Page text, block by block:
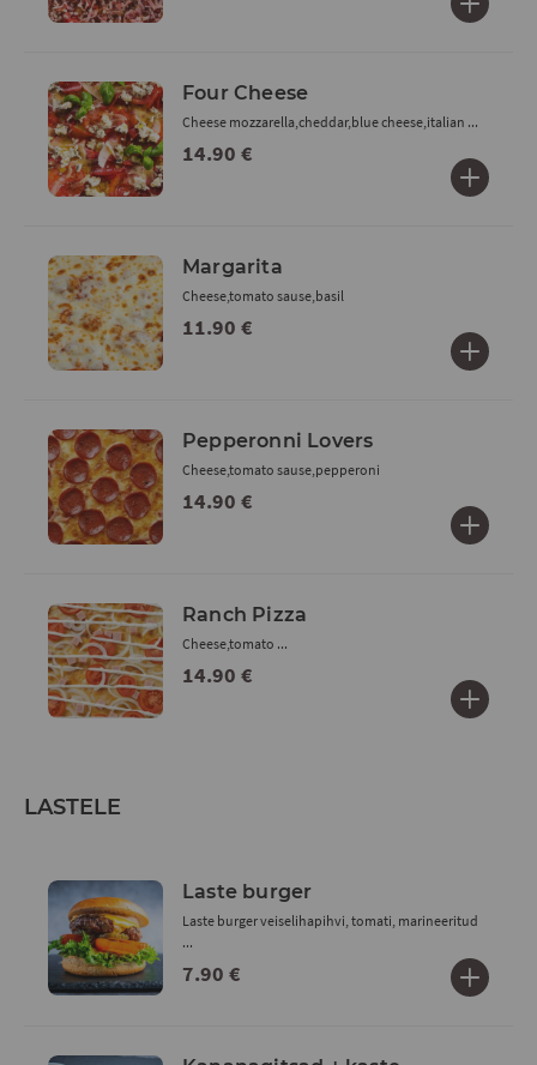
Four Cheese
14.90 €
Cheese mozzarella,cheddar,blue cheese,italian ...
Margarita
11.90 €
Cheese,tomato sause,basil
Pepperonni Lovers
14.90 €
Cheese,tomato sause,pepperoni
Ranch Pizza
14.90 €
Cheese,tomato ...
LASTELE
Laste burger
7.90 €
Laste burger veiselihapihvi, tomati, marineeritud
...